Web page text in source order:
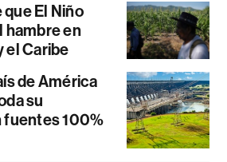
que El Niño
hambre en
el Caribe
de América
su
100%